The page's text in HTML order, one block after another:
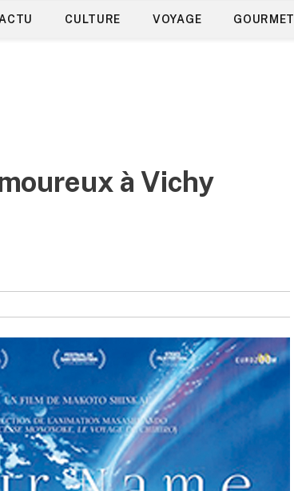
ACTU CULTURE VOYAGE GOURMET
à Vichy